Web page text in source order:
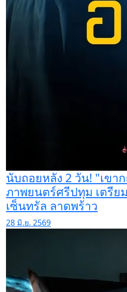
นับถอยหลัง 2 วัน! "เขา
ภาพยนตร์ศรีปทุม เตรีย
เซ็นทรัล ลาดพร้าว
28 มิ.ย. 2569